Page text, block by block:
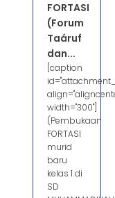
FORTASI
(Forum
Taáruf
dan...
[caption
width="300"]
(Pembukaan
FORTASI
murid
baru
kelas 1 di
SD